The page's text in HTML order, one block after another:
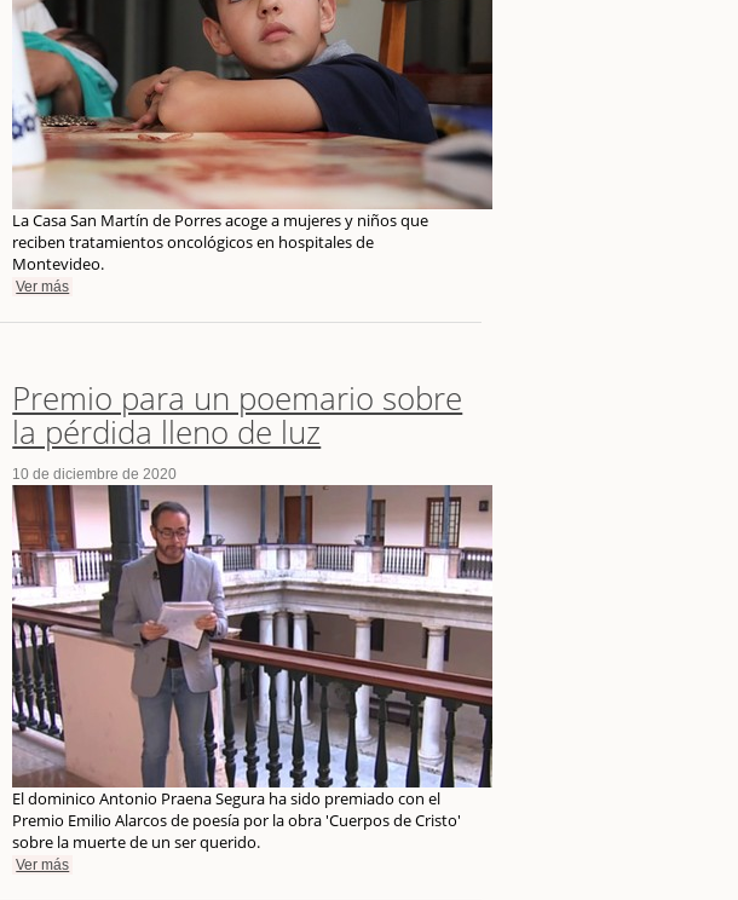
La Casa San Martín de Porres acoge a mujeres y niños que
reciben tratamientos oncológicos en hospitales de
Montevideo.
Ver más
Premio para un poemario sobre
la pérdida lleno de luz
10 de diciembre de 2020
El dominico Antonio Praena Segura ha sido premiado con el
Premio Emilio Alarcos de poesía por la obra 'Cuerpos de Cristo'
sobre la muerte de un ser querido.
Ver más